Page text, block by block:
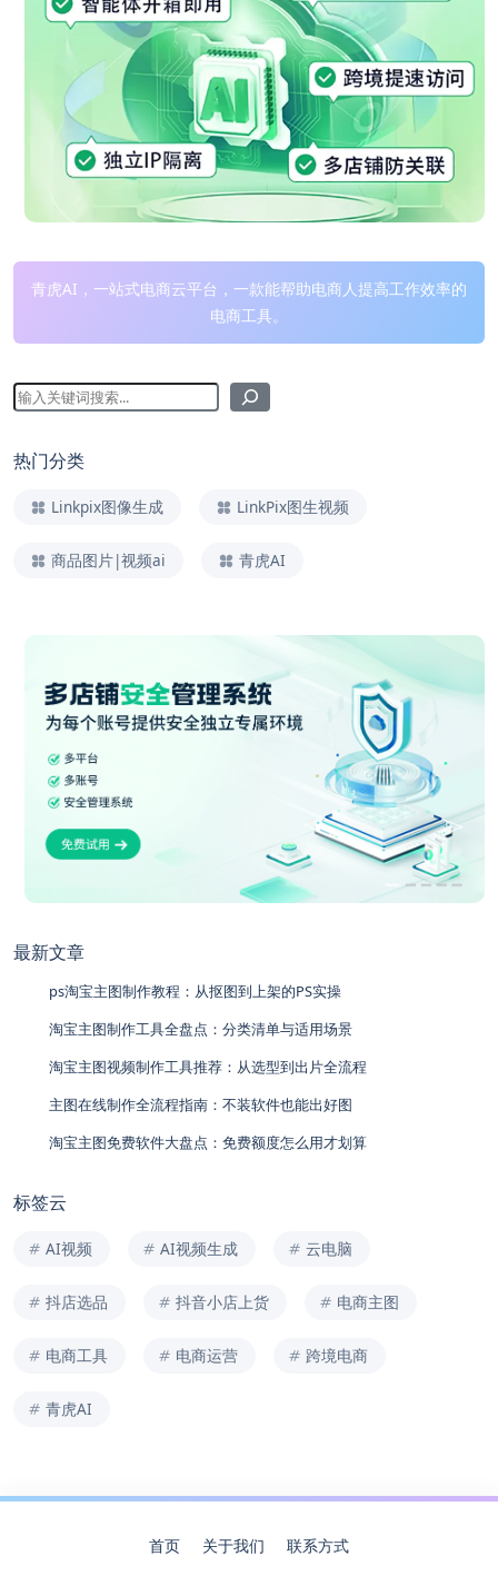
青虎AI，一站式电商云平台，一款能帮助电商人提高工作效率的
电商工具。
热门分类
Linkpix图像生成 LinkPix图生视频
商品图片|视频ai 青虎AI
最新文章
ps淘宝主图制作教程：从抠图到上架的PS实操
淘宝主图制作工具全盘点：分类清单与适用场景
淘宝主图视频制作工具推荐：从选型到出片全流程
主图在线制作全流程指南：不装软件也能出好图
淘宝主图免费软件大盘点：免费额度怎么用才划算
标签云
AI视频 AI视频生成 云电脑
抖店选品 抖音小店上货 电商主图
电商工具 电商运营 跨境电商
青虎AI
首页 关于我们 联系方式